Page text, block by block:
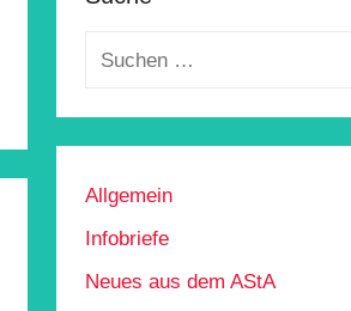
Allgemein
Infobriefe
Neues aus dem AStA